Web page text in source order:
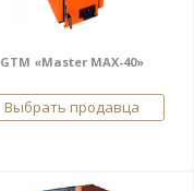
GTM «Master MAX-40»
Выбрать продавца